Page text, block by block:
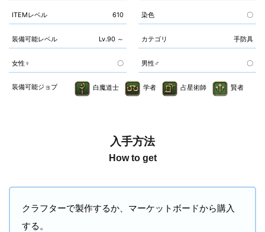
ITEMレベル 610 染色 〇
装備可能レベル Lv.90 ～ カテゴリ 手防具
女性♀ 〇 男性♂ 〇
装備可能ジョブ 白魔道士 学者 占星術師 賢者
入手方法
How to get
クラフターで製作するか、マーケットボードから購入
する。